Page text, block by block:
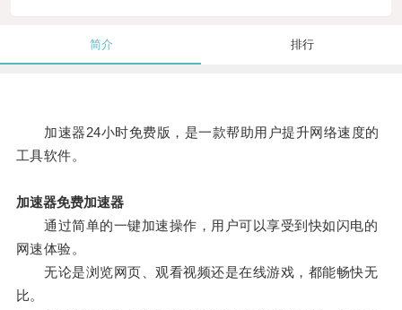
简介 排行
加速器24小时免费版，是一款帮助用户提升网络速度的
工具软件。
加速器免费加速器
通过简单的一键加速操作，用户可以享受到快如闪电的
网速体验。
无论是浏览网页、观看视频还是在线游戏，都能畅快无
比。